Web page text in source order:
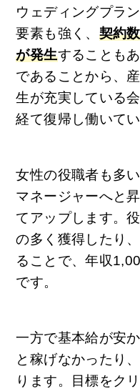
ウェディングプラ
要素も強く、 契約
が発生することも
であることから、
生が充実している
経て復帰し働いて
女性の役職者も多
マネージャーへと
てアップします。
の多く獲得したり
ることで、年収
です。
一方で基本給が安
と稼げなかったり
ります。目標をク